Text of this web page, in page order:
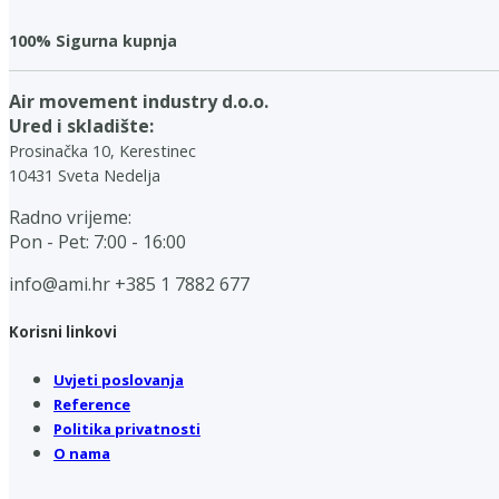
100% Sigurna kupnja
Air movement industry d.o.o.
Ured i skladište:
Prosinačka 10, Kerestinec
10431 Sveta Nedelja
Radno vrijeme:
Pon - Pet: 7:00 - 16:00
info@ami.hr +385 1 7882 677
Korisni linkovi
Uvjeti poslovanja
Reference
Politika privatnosti
O nama